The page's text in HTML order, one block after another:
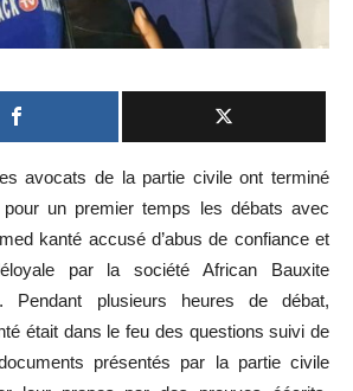
avocats de la partie civile ont terminé
un premier temps les débats avec
kanté accusé d’abus de confiance et
par la société African Bauxite
Pendant plusieurs heures de débat,
était dans le feu des questions suivi de
présentés par la partie civile